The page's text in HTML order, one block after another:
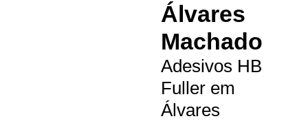
Álvares
Machado
Adesivos HB
Fuller em
Álvares